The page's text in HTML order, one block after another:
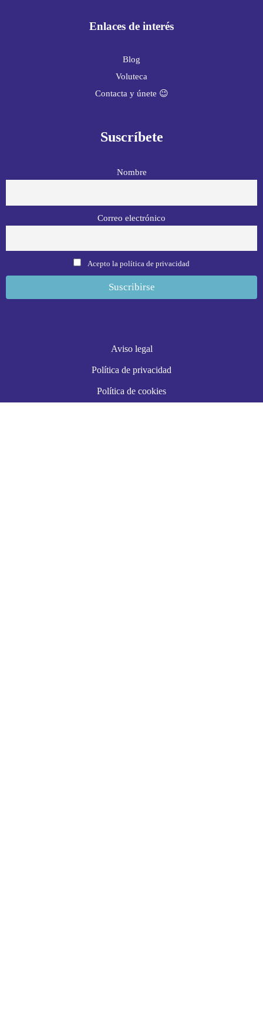
Enlaces de interés
Blog
Voluteca
Contacta y únete 😉
Suscríbete
Nombre
Correo electrónico
Acepto la política de privacidad
Aviso legal
Política de privacidad
Política de cookies